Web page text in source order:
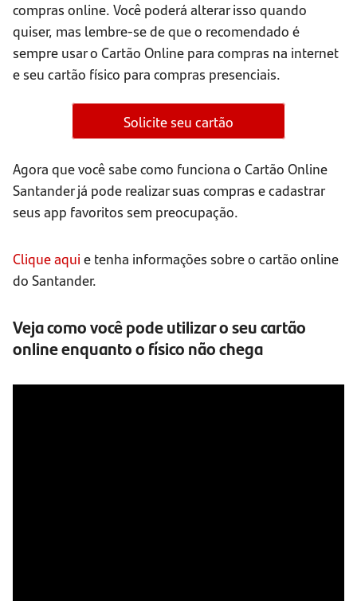
compras online. Você poderá alterar isso quando
quiser, mas lembre-se de que o recomendado é
sempre usar o Cartão Online para compras na internet
e seu cartão físico para compras presenciais.
Solicite seu cartão
Agora que você sabe como funciona o Cartão Online
Santander já pode realizar suas compras e cadastrar
seus app favoritos sem preocupação.
Clique aqui e tenha informações sobre o cartão online
do Santander.
Veja como você pode utilizar o seu cartão
online enquanto o físico não chega